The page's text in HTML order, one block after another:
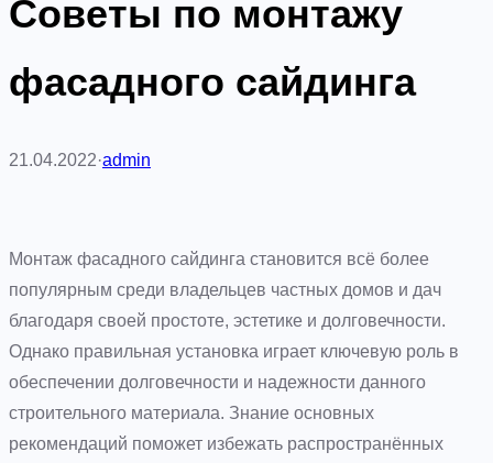
Советы по монтажу
фасадного сайдинга
21.04.2022·admin
Монтаж фасадного сайдинга становится всё более
популярным среди владельцев частных домов и дач
благодаря своей простоте, эстетике и долговечности.
Однако правильная установка играет ключевую роль в
обеспечении долговечности и надежности данного
строительного материала. Знание основных
рекомендаций поможет избежать распространённых